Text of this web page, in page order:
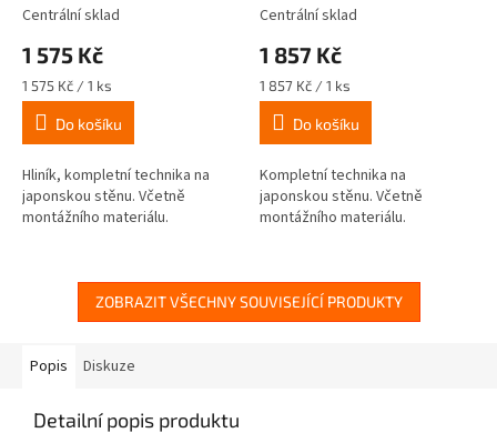
Centrální sklad
1 575 Kč
Měrná
cena:
1 575 Kč / 1 ks
Do košíku
Hliník, kompletní technika na
japonskou stěnu. Včetně
montážního materiálu.
Centrální sklad
1 857 Kč
Měrná
cena:
1 857 Kč / 1 ks
Do košíku
Kompletní technika na
japonskou stěnu. Včetně
montážního materiálu.
ZOBRAZIT VŠECHNY SOUVISEJÍCÍ PRODUKTY
Popis Diskuze
Detailní popis produktu